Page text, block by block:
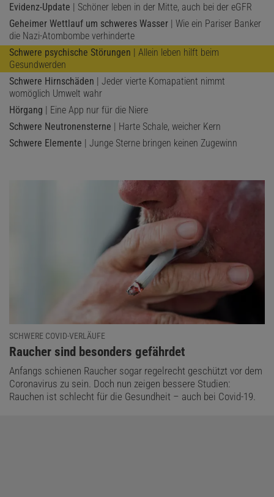
Evidenz-Update | Schöner leben in der Mitte, auch bei der eGFR
Geheimer Wettlauf um schweres Wasser | Wie ein Pariser Banker
die Nazi-Atombombe verhinderte
Schwere psychische Störungen | Allein leben hilft beim
Gesundwerden
Schwere Hirnschäden | Jeder vierte Komapatient nimmt
womöglich Umwelt wahr
Hörgang | Eine App nur für die Niere
Schwere Neutronensterne | Harte Schale, weicher Kern
Schwere Elemente | Junge Sterne bringen keinen Zugewinn
SCHWERE COVID-VERLÄUFE
:
Raucher sind besonders gefährdet
Anfangs schienen Raucher sogar regelrecht geschützt vor dem
Coronavirus zu sein. Doch nun zeigen bessere Studien:
Rauchen ist schlecht für die Gesundheit – auch bei Covid-19.